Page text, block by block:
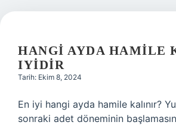
HANGI AYDA HAMILE
IYIDIR
Tarih: Ekim 8, 2024
En iyi hangi ayda hamile kalınır?
sonraki adet döneminin